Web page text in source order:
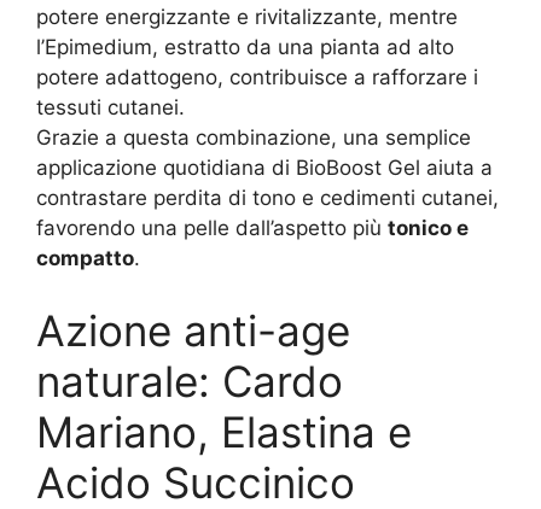
potere energizzante e rivitalizzante, mentre
l’Epimedium, estratto da una pianta ad alto
potere adattogeno, contribuisce a rafforzare i
tessuti cutanei.
Grazie a questa combinazione, una semplice
applicazione quotidiana di BioBoost Gel aiuta a
contrastare perdita di tono e cedimenti cutanei,
favorendo una pelle dall’aspetto più tonico e
compatto.
Azione anti-age
naturale: Cardo
Mariano, Elastina e
Acido Succinico